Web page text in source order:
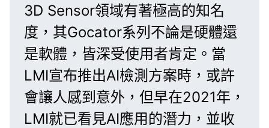
3D Sensor領域有著極高的知名
度，其Gocator系列 不論是硬體還
是軟體，皆深受使用者肯定。當
LMI宣布推出AI檢測方案時，或許
會讓人感到意外，但早在2021年，
LMI就已看見AI應用的潛力，並收